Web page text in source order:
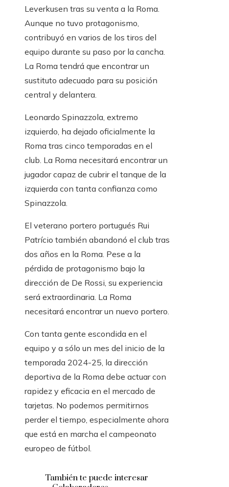
Leverkusen tras su venta a la Roma.
Aunque no tuvo protagonismo,
contribuyó en varios de los tiros del
equipo durante su paso por la cancha.
La Roma tendrá que encontrar un
sustituto adecuado para su posición
central y delantera.
Leonardo Spinazzola, extremo
izquierdo, ha dejado oficialmente la
Roma tras cinco temporadas en el
club. La Roma necesitará encontrar un
jugador capaz de cubrir el tanque de la
izquierda con tanta confianza como
Spinazzola.
El veterano portero portugués Rui
Patrício también abandonó el club tras
dos años en la Roma. Pese a la
pérdida de protagonismo bajo la
dirección de De Rossi, su experiencia
será extraordinaria. La Roma
necesitará encontrar un nuevo portero.
Con tanta gente escondida en el
equipo y a sólo un mes del inicio de la
temporada 2024-25, la dirección
deportiva de la Roma debe actuar con
rapidez y eficacia en el mercado de
tarjetas. No podemos permitirnos
perder el tiempo, especialmente ahora
que está en marcha el campeonato
europeo de fútbol.
También te puede interesar